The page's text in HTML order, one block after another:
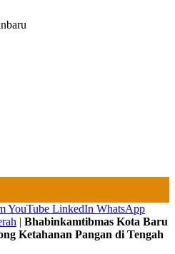
YouTube LinkedIn WhatsApp
| Bhabinkamtibmas Kota Baru
Ketahanan Pangan di Tengah